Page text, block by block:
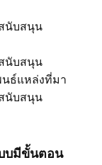
นับสนุน
นับสนุน
นธ์แหล่งที่มา
นับสนุน
บมีขั้นตอน